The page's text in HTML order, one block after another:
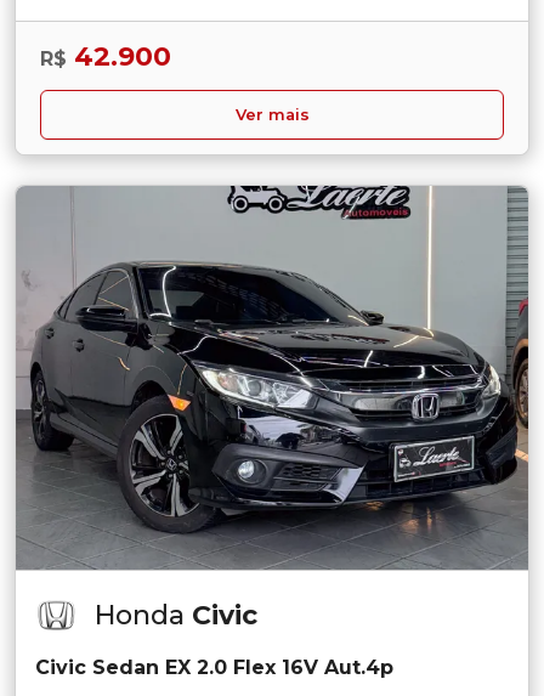
R$ 42.900
Ver mais
Honda Civic
Civic Sedan EX 2.0 Flex 16V Aut.4p